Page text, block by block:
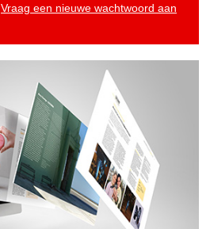
Vraag een nieuwe wachtwoord aan